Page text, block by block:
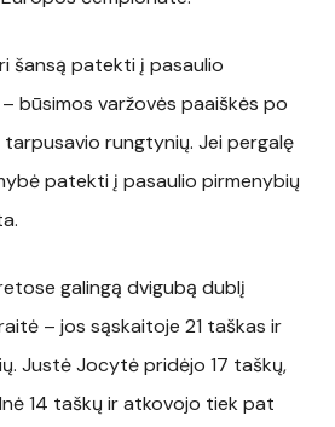
šansą patekti į pasaulio
būsimos varžovės paaiškės po
rungtynių. Jei pergalę
patekti į pasaulio pirmenybių
galingą dvigubą dublį
– jos sąskaitoje 21 taškas ir
Justė Jocytė pridėjo 17 taškų,
14 taškų ir atkovojo tiek pat